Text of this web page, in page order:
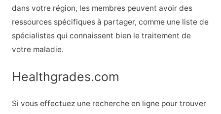
dans votre région, les membres peuvent avoir des
ressources spécifiques à partager, comme une liste de
spécialistes qui connaissent bien le traitement de
votre maladie.
Healthgrades.com
Si vous effectuez une recherche en ligne pour trouver